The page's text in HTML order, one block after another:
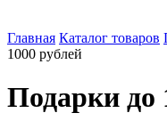
Главная Каталог товаров
1000 рублей
Подарки до